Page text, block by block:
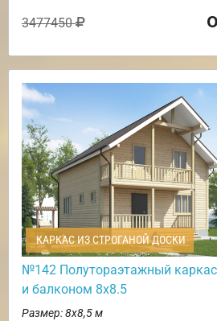
3477450
КАРКАС ИЗ СТРОГАНОЙ ДОСКИ
№142 Полутораэтажный
и балконом 8х8.5
Размер: 8х8,5 м